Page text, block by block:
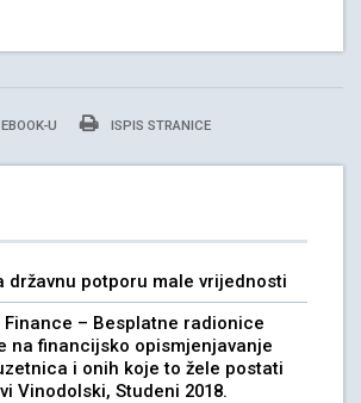
U ISPIS STRANICE
državnu potporu male vrijednosti
Finance – Besplatne radionice
na financijsko opismjenjavanje
i onih koje to žele postati
Vinodolski, Studeni 2018.